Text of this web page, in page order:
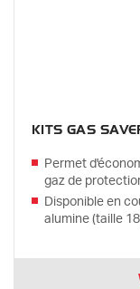
KITS GAS
Permet
gaz de
Disponible en
alumine (taille